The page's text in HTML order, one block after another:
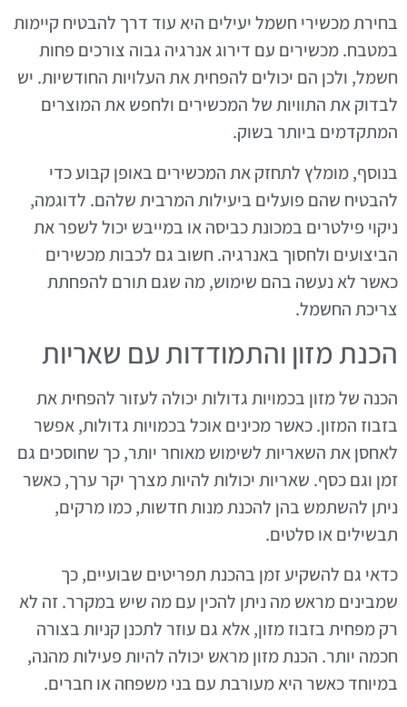
בחירת מכשירי חשמל יעילים היא עוד דרך להבטיח קיימות
במטבח. מכשירים עם דירוג אנרגיה גבוה צורכים פחות
חשמל, ולכן הם יכולים להפחית את העלויות החודשיות. יש
לבדוק את התוויות של המכשירים ולחפש את המוצרים
המתקדמים ביותר בשוק.
בנוסף, מומלץ לתחזק את המכשירים באופן קבוע כדי
להבטיח שהם פועלים ביעילות המרבית שלהם. לדוגמה,
ניקוי פילטרים במכונת כביסה או במייבש יכול לשפר את
הביצועים ולחסוך באנרגיה. חשוב גם לכבות מכשירים
כאשר לא נעשה בהם שימוש, מה שגם תורם להפחתת
צריכת החשמל.
הכנת מזון והתמודדות עם שאריות
הכנה של מזון בכמויות גדולות יכולה לעזור להפחית את
בזבוז המזון. כאשר מכינים אוכל בכמויות גדולות, אפשר
לאחסן את השאריות לשימוש מאוחר יותר, כך שחוסכים גם
זמן וגם כסף. שאריות יכולות להיות מצרך יקר ערך, כאשר
ניתן להשתמש בהן להכנת מנות חדשות, כמו מרקים,
תבשילים או סלטים.
כדאי גם להשקיע זמן בהכנת תפריטים שבועיים, כך
שמבינים מראש מה ניתן להכין עם מה שיש במקרר. זה לא
רק מפחית בזבוז מזון, אלא גם עוזר לתכנן קניות בצורה
חכמה יותר. הכנת מזון מראש יכולה להיות פעילות מהנה,
במיוחד כאשר היא מעורבת עם בני משפחה או חברים.